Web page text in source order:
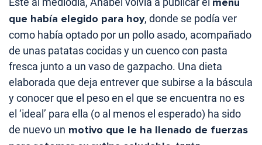
que había elegido para hoy, donde se podía ver
como había optado por un pollo asado, acompañado
de unas patatas cocidas y un cuenco con pasta
fresca junto a un vaso de gazpacho. Una dieta
elaborada que deja entrever que subirse a la báscula
y conocer que el peso en el que se encuentra no es
el ‘ideal’ para ella (o al menos el esperado) ha sido
de nuevo un motivo que le ha llenado de fuerzas